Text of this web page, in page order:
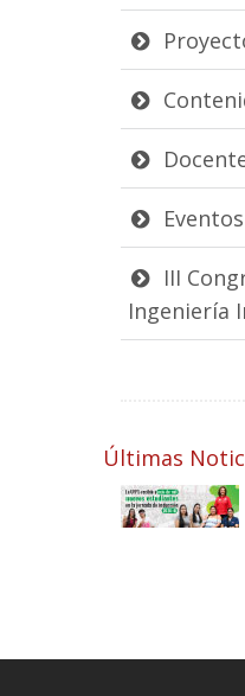
Eventos
III
Ingeniería
Últimas